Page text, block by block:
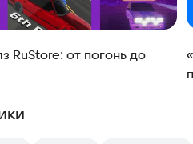
RuStore: от погонь до